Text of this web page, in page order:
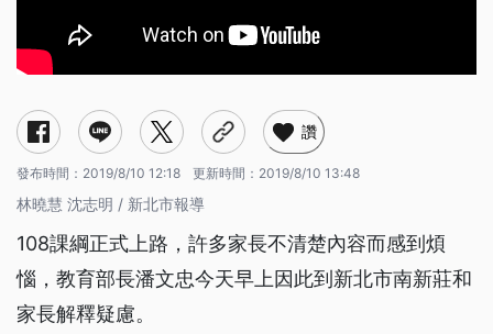
讚
發布時間： 2019/8/10 12:18 更新時間： 2019/8/10 13:48
林曉慧 沈志明 / 新北市報導
108課綱正式上路，許多家長不清楚內容而感到煩
惱，教育部長潘文忠今天早上因此到新北市南新莊和
家長解釋疑慮。